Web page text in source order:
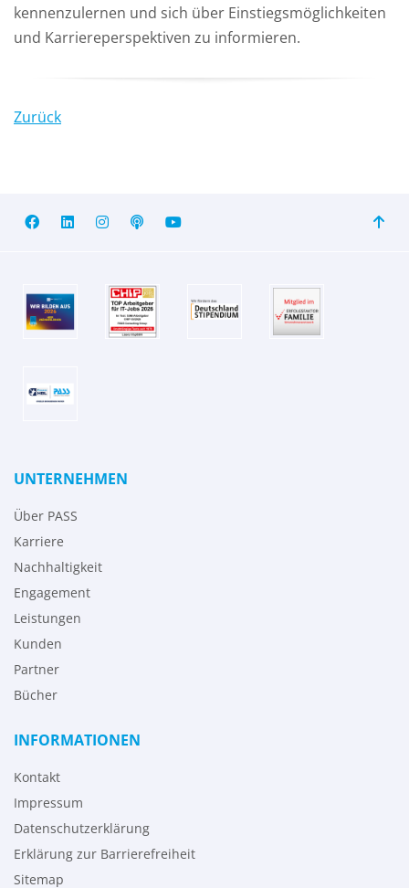
kennenzulernen und sich über Einstiegsmöglichkeiten
und Karriereperspektiven zu informieren.
Zurück
UNTERNEHMEN
Über PASS
Karriere
Nachhaltigkeit
Engagement
Leistungen
Kunden
Partner
Bücher
INFORMATIONEN
Kontakt
Impressum
Datenschutzerklärung
Erklärung zur Barrierefreiheit
Sitemap